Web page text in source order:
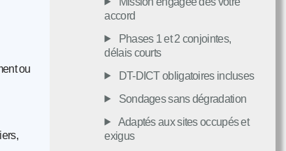
ou
Passable
accord
Phases 1 et 2 conjointes,
délais courts
DT-DICT obligatoires incluses
Sondages sans dégradation
Adaptés aux sites occupés et
exigus